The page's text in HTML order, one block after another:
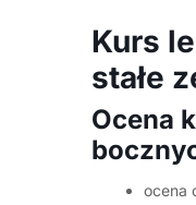
Kurs
stałe
Ocena
ocena